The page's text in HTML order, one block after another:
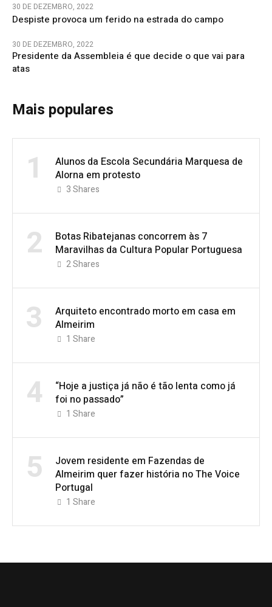
30 DE DEZEMBRO, 2022
Despiste provoca um ferido na estrada do campo
30 DE DEZEMBRO, 2022
Presidente da Assembleia é que decide o que vai para
atas
Mais populares
1
Alunos da Escola Secundária Marquesa de
Alorna em protesto
3Shares
2
Botas Ribatejanas concorrem às 7
Maravilhas da Cultura Popular Portuguesa
2Shares
3
Arquiteto encontrado morto em casa em
Almeirim
1 Share
4
“Hoje a justiça já não é tão lenta como já
foi no passado”
1 Share
5
Jovem residente em Fazendas de
Almeirim quer fazer história no The Voice
Portugal
1 Share